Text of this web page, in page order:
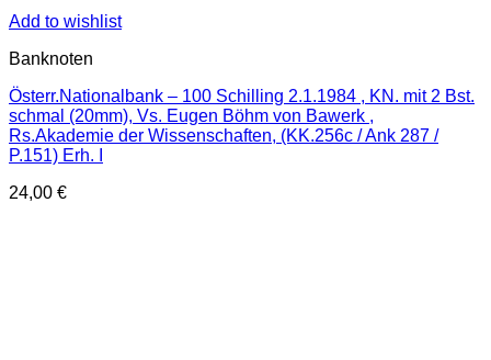
Add to wishlist
Banknoten
Österr.Nationalbank – 100 Schilling 2.1.1984 , KN. mit 2 Bst.
schmal (20mm), Vs. Eugen Böhm von Bawerk ,
Rs.Akademie der Wissenschaften, (KK.256c / Ank 287 /
P.151) Erh. I
24,00 €